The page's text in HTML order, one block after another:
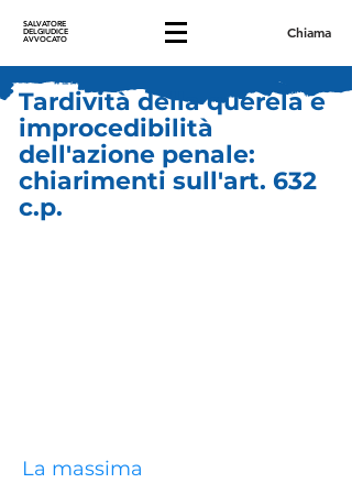
SALVATORE
DELGIUDICE
AVVOCATO Chiama
Tardività della querela e
improcedibilità
dell'azione penale:
chiarimenti sull'art. 632
c.p.
La massima